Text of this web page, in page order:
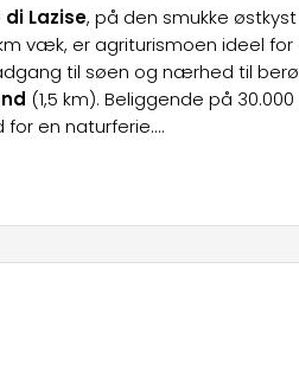
Lazise, på den smukke
væk, er agriturismoen ideel
til søen og nærhed til
(1,5 km). Beliggende på
for en naturferie.